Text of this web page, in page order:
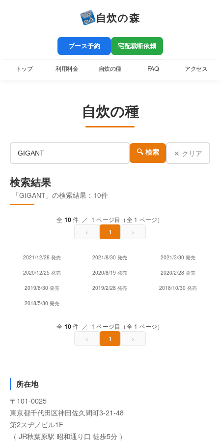
自炊の森
ブース予約 宅配裁断依頼
トップ 利用料金 自炊の種 FAQ アクセス
自炊の種
🔍 検索 ✕ クリア
検索結果
「GIGANT」の検索結果：10件
全 10件 ／ 1 ページ目（全 1 ページ）
‹ 1 ›
2021/12/28 発売 2021/8/30 発売 2021/3/30 発売
2020/12/25 発売 2020/8/19 発売 2020/2/28 発売
2019/8/30 発売 2019/2/28 発売 2018/10/30 発売
2018/5/30 発売
全 10件 ／ 1 ページ目（全 1 ページ）
‹ 1 ›
所在地
〒101-0025
東京都千代田区神田佐久間町3-21-48
第2スヂノビル1F
（ JR秋葉原駅 昭和通り口 徒歩5分 ）